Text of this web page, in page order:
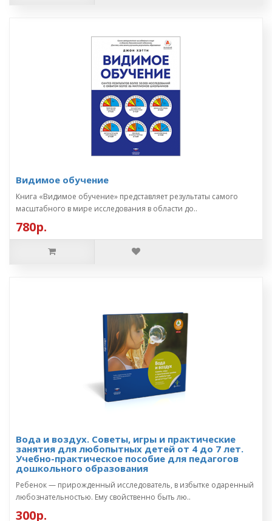
Видимое обучение
Книга «Видимое обучение» представляет результаты самого
масштабного в мире исследования в области до..
780р.
Вода и воздух. Советы, игры и практические
занятия для любопытных детей от 4 до 7 лет.
Учебно-практическое пособие для педагогов
дошкольного образования
Ребенок — прирожденный исследователь, в избытке одаренный
любознательностью. Ему свойственно быть лю..
300р.